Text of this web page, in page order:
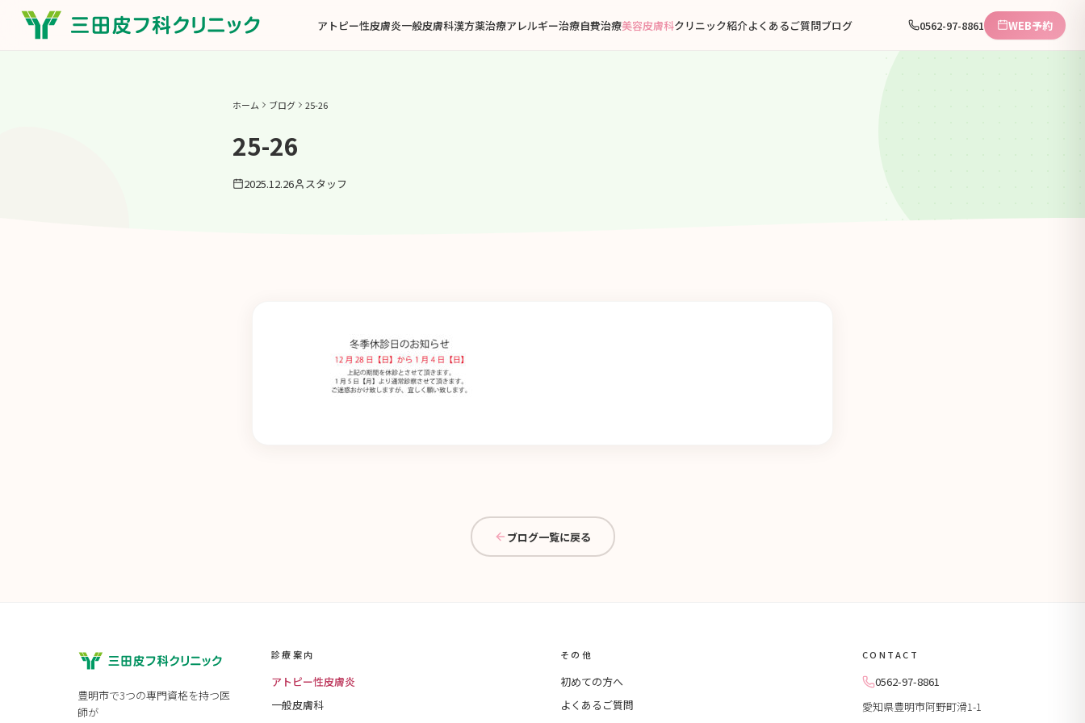
アトピー性皮膚炎一般皮膚科漢方薬治療アレルギー治療自費治療美容皮膚科クリニック紹介よくあるご質問ブログ 0562-97-8861 WEB予約
ホーム ブログ 25-26
25-26
2025.12.26 スタッフ
ブログ一覧に戻る
豊明市で3つの専門資格を持つ医
師が
診療案内
アトピー性皮膚炎
一般皮膚科
その他
初めての方へ
よくあるご質問
CONTACT
0562-97-8861
愛知県豊明市阿野町滑1-1